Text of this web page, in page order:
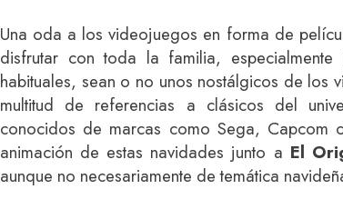
Una oda a los videojuegos en forma de
disfrutar con toda la familia,
habituales, sean o no unos nostálgicos de los
multitud de referencias a clásicos del
conocidos de marcas como Sega, Capcom
animación de estas navidades junto a El
aunque no necesariamente de temática